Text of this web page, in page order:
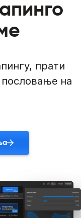
прати
пословање на